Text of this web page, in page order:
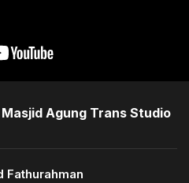
Agung Trans Studio
Fathurahman